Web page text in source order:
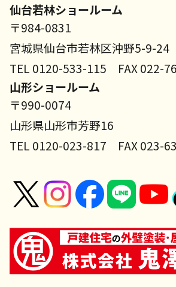
仙台若林ショールーム
〒984-0831
宮城県仙台市若林区沖野5-9-24
TEL 0120-533-115 FAX 022-
山形ショールーム
〒990-0074
山形県山形市芳野16
TEL 0120-023-817 FAX 023-